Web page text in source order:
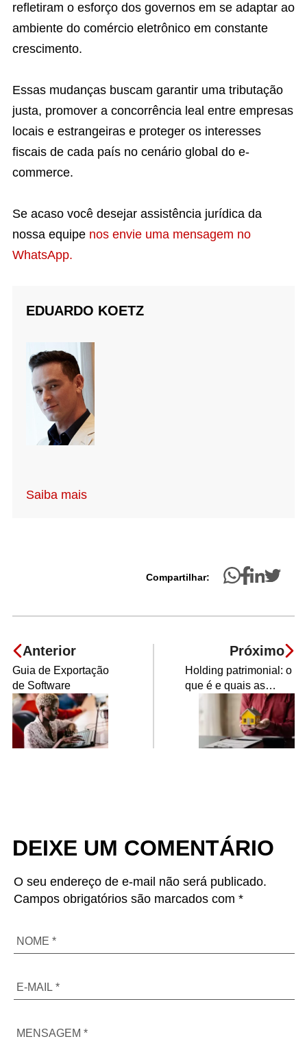
refletiram o esforço dos governos em se adaptar ao
ambiente do comércio eletrônico em constante
crescimento.
Essas mudanças buscam garantir uma tributação
justa, promover a concorrência leal entre empresas
locais e estrangeiras e proteger os interesses
fiscais de cada país no cenário global do e-
commerce.
Se acaso você desejar assistência jurídica da
nossa equipe nos envie uma mensagem no
WhatsApp.
EDUARDO KOETZ
Saiba mais
Compartilhar:
Anterior
Guia de Exportação
de Software
Próximo
Holding patrimonial: o
que é e quais as
vantagens?
DEIXE UM COMENTÁRIO
O seu endereço de e-mail não será publicado.
Campos obrigatórios são marcados com *